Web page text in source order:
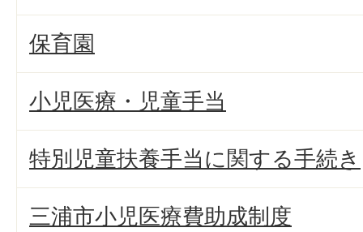
保育園
小児医療・児童手当
特別児童扶養手当に関する手続き
三浦市小児医療費助成制度